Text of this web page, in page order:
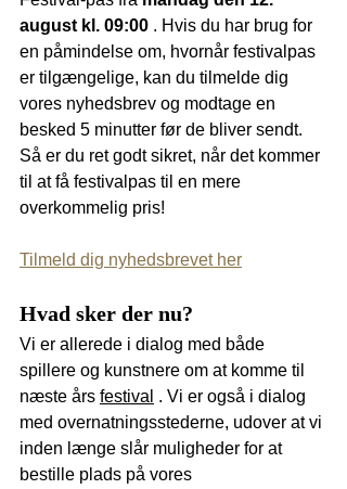
august kl. 09:00 . Hvis du har brug for
en påmindelse om, hvornår festivalpas
er tilgængelige, kan du tilmelde dig
vores nyhedsbrev og modtage en
besked 5 minutter før de bliver sendt.
Så er du ret godt sikret, når det kommer
til at få festivalpas til en mere
overkommelig pris!
Tilmeld dig nyhedsbrevet her
Hvad sker der nu?
Vi er allerede i dialog med både
spillere og kunstnere om at komme til
næste års festival . Vi er også i dialog
med overnatningsstederne, udover at vi
inden længe slår muligheder for at
bestille plads på vores